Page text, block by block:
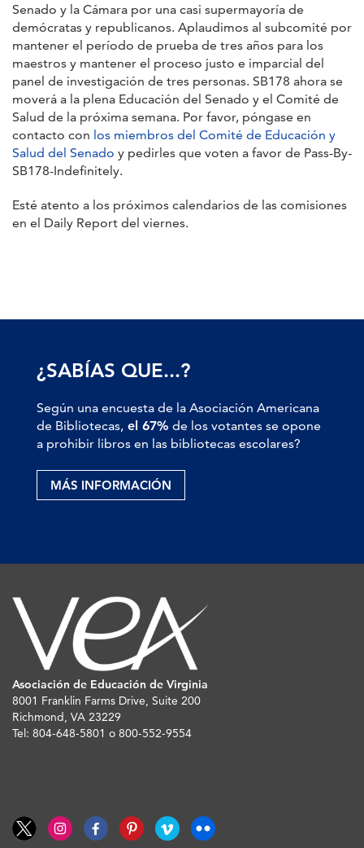
Senado y la Cámara por una casi supermayoría de
demócratas y republicanos. Aplaudimos al subcomité por
mantener el período de prueba de tres años para los
maestros y mantener el proceso justo e imparcial del
panel de investigación de tres personas. SB178 ahora se
moverá a la plena Educación del Senado y el Comité de
Salud de la próxima semana. Por favor, póngase en
contacto con los miembros del Comité de Educación y
Salud del Senado y pedirles que voten a favor de Pass-By-
SB178-Indefinitely.
Esté atento a los próximos calendarios de las comisiones
en el Daily Report del viernes.
¿SABÍAS QUE...?
Según una encuesta de la Asociación Americana
de Bibliotecas, el 67% de los votantes se opone
a prohibir libros en las bibliotecas escolares?
MÁS INFORMACIÓN
Asociación de Educación de Virginia
8001 Franklin Farms Drive, Suite 200
Richmond, VA 23229
Tel: 804-648-5801 o 800-552-9554